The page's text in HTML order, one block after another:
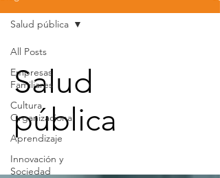
All Posts
Empresas
Familiares
Cultura
Organizacional
Aprendizaje
Innovación y
Sociedad
Salud pública
Salud
pública